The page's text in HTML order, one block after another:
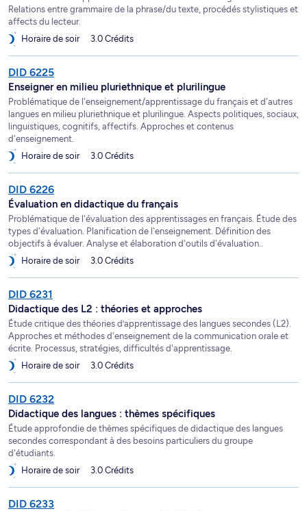
Relations entre grammaire de la phrase/du texte, procédés stylistiques et
affects du lecteur.
Horaire de soir
3.0 Crédits
DID 6225
Enseigner en milieu pluriethnique et plurilingue
Problématique de l'enseignement/apprentissage du français et d'autres
langues en milieu pluriethnique et plurilingue. Aspects politiques, sociaux,
linguistiques, cognitifs, affectifs. Approches et contenus
d'enseignement.
Horaire de soir
3.0 Crédits
DID 6226
Évaluation en didactique du français
Problématique de l'évaluation des apprentissages en français. Étude des
types d'évaluation. Planification de l'enseignement. Définition des
objectifs à évaluer. Analyse et élaboration d'outils d'évaluation..
Horaire de soir
3.0 Crédits
DID 6231
Didactique des L2 : théories et approches
Étude critique des théories d’apprentissage des langues secondes (L2).
Approches et méthodes d'enseignement de la communication orale et
écrite. Processus, stratégies, difficultés d'apprentissage.
Horaire de soir
3.0 Crédits
DID 6232
Didactique des langues : thèmes spécifiques
Étude approfondie de thèmes spécifiques de didactique des langues
secondes correspondant à des besoins particuliers du groupe
d'étudiants.
Horaire de soir
3.0 Crédits
DID 6233